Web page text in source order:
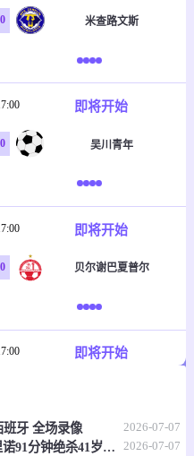
0 米查路文斯
即将开始
0 吴川青年
即将开始
0 贝尔谢巴夏普尔
即将开始
班牙 全场录像 2026-07-07
进八强！西班牙1-0淘汰葡萄牙 梅里诺91分钟绝杀41岁C罗最后一舞 2026-07-07